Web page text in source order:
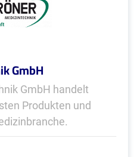
GmbH
GmbH handelt
Produkten und